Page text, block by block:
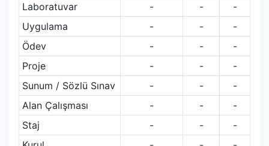
Laboratuvar - -
-
Uygulama
- -
-
Ödev
- -
-
Proje
- -
-
Sunum / Sözlü Sınav
- -
-
Alan Çalışması
- -
-
Staj
- -
-